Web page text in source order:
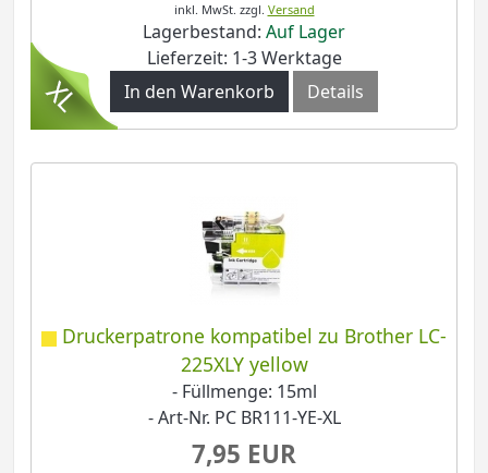
inkl. MwSt. zzgl. Versand
Lagerbestand: Auf Lager
Lieferzeit: 1-3 Werktage
In den Warenkorb
Details
Druckerpatrone kompatibel zu Brother LC-
225XLY yellow
- Füllmenge: 15ml
- Art-Nr. PC BR111-YE-XL
7,95 EUR